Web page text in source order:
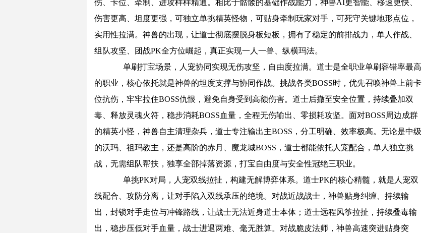
伤、卡位、牵制、进攻样样精通。相比于骷髅的基础作战能力，神兽AI更智能、移速更快、
伤害更高、坦度更强，可独立单挑精英怪物，可贴身牵制玩家对手，可死守关键地形点位，
实用性拉满。神兽的出现，让道士彻底摆脱身板短板，拥有了稳定的前排战力，单人作战、
组队攻坚、团战PK全方位崛起，真正实现一人一兽、纵横玛法。
单刷打宝场景，人宠协同实现无伤攻坚，自由度拉满。道士是全职业单刷容错率最高
的职业，核心依托就是神兽的坦度支撑与协同作战。挑战各类BOSS时，优先召唤神兽上前卡
位抗伤，牢牢拉住BOSS仇恨，避免自身受到高额伤害。道士后撤至安全位置，持续叠加双
毒、释放灵魂火符，稳步消耗BOSS血量，全程无伤输出、零损耗攻坚。面对BOSS周边成群
的精英小怪，神兽自主清理杂兵，道士专注输出主BOSS，分工明确、效率极高。无论是中级
的沃玛、祖玛教主，还是高阶的赤月、魔龙城BOSS，道士都能依托人宠配合，单人独立挑
战，无需组队帮扶，独享全部掉落资源，打宝自由度与安全性冠绝三职业。
单挑PK对局，人宠双线拉扯，构建无解博弈体系。道士PK的核心精髓，就是人宠双
线配合、攻防分离，让对手陷入双线承压的绝境。对战近战战士，神兽贴身纠缠、持续输
出，封锁对手走位与冲锋路线，让战士无法近身道士本体；道士远程风筝拉扯，持续叠毒输
出，稳步压低对手血量，战士进退两难、毫无胜算。对战脆皮法师，神兽高速突进贴身突